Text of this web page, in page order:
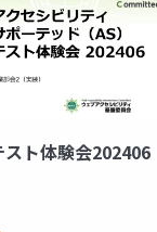
スト体験会202406